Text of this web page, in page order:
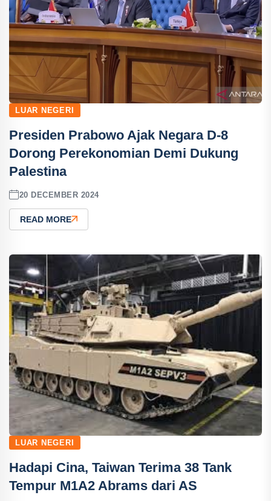
LUAR NEGERI
Presiden Prabowo Ajak Negara D-8
Dorong Perekonomian Demi Dukung
Palestina
20 DECEMBER 2024
READ MORE
LUAR NEGERI
Hadapi Cina, Taiwan Terima 38 Tank
Tempur M1A2 Abrams dari AS